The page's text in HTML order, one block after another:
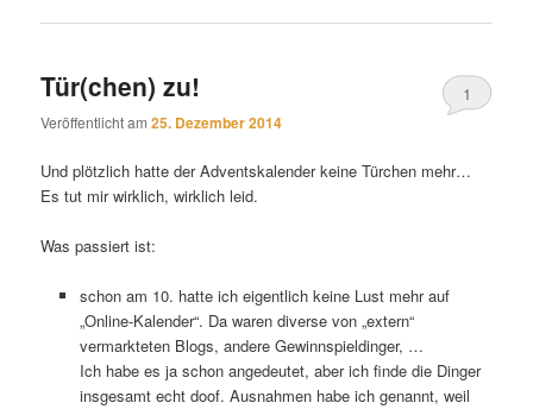
Tür(chen) zu!
Veröffentlicht am25. Dezember 2014
1
Und plötzlich hatte der Adventskalender keine Türchen mehr…
Es tut mir wirklich, wirklich leid.
Was passiert ist:
schon am 10. hatte ich eigentlich keine Lust mehr auf
„Online-Kalender“. Da waren diverse von „extern“
vermarkteten Blogs, andere Gewinnspieldinger, …
Ich habe es ja schon angedeutet, aber ich finde die Dinger
insgesamt echt doof. Ausnahmen habe ich genannt, weil